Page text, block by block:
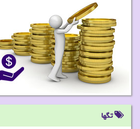
تگها